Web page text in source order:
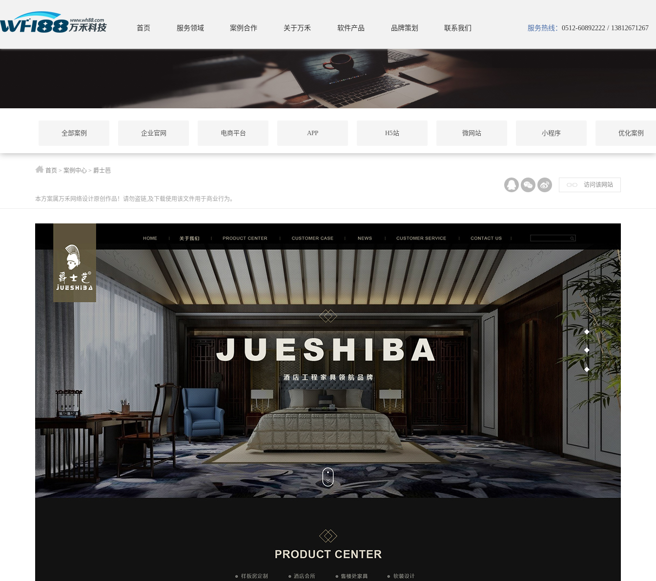
首页 服务领域 案例合作 关于万禾 软件产品 品牌策划 联系我们 服务热线： 0512-60892222 / 13812671267
全部案例 企业官网 电商平台 APP H5站 微网站 小程序 优化案例
首页 > 案例中心 > 爵士芭
访问该网站
本方案属万禾网络设计原创作品！请勿盗链,及下载使用该文件用于商业行为。